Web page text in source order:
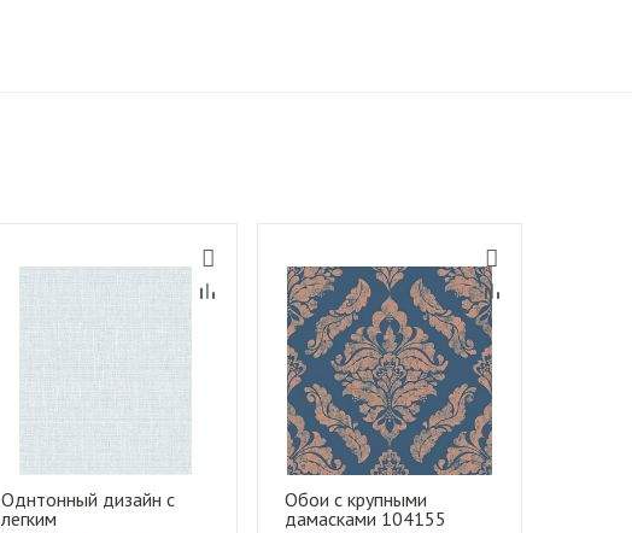
Однтонный дизайн с
легким
Обои с крупными
дамасками 104155